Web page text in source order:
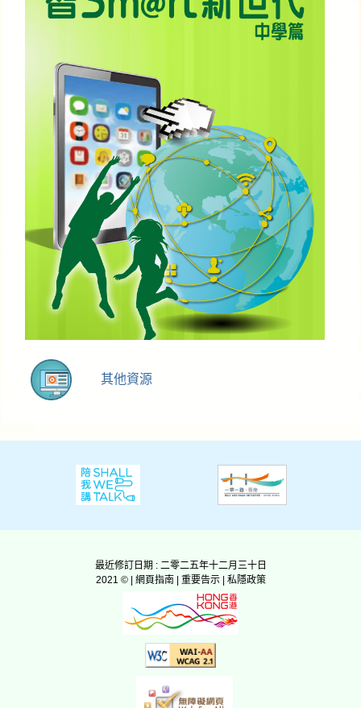
其他資源
最近修訂日期 : 二零二五年十二月三十日
2021 © | 網頁指南 重要告示| 私隱政策